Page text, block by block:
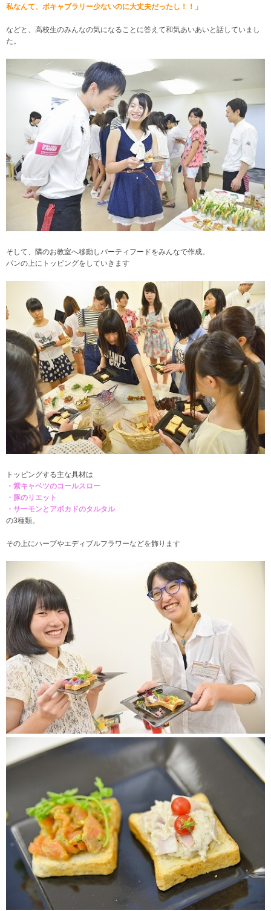
私なんて、ボキャブラリー少ないのに大丈夫だったし！！
」
などと、高校生のみんなの気になることに答えて和気あいあいと話していまし
た。
そして、隣のお教室へ移動しパーティフードをみんなで作成。
パンの上にトッピングをしていきます
トッピングする主な具材は
・紫キャベツのコールスロー
・豚のリエット
・サーモンとアボカドのタルタル
の3種類。
その上にハーブやエディブルフラワーなどを飾ります